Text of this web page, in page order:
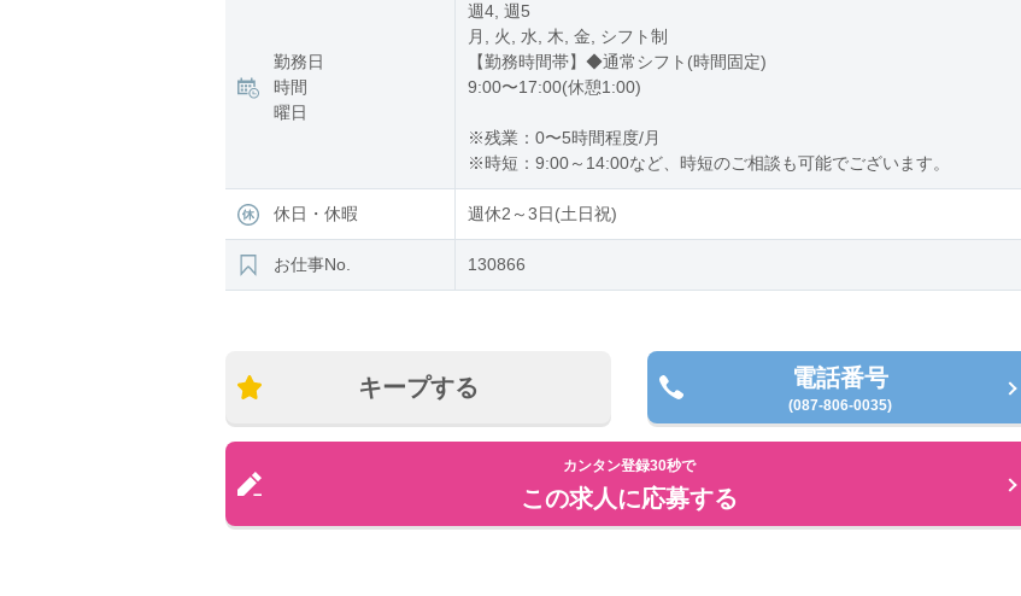
勤務日
時間
曜日
週4, 週5
月, 火, 水, 木, 金, シフト制
【勤務時間帯】◆通常シフト(時間固定)
9:00〜17:00(休憩1:00)
※残業：0〜5時間程度/月
※時短：9:00～14:00など、時短のご相談も可能でございます。
休日・休暇 週休2～3日(土日祝)
お仕事No. 130866
キープする 電話番号
(087-806-0035)
カンタン登録30秒で
この求人に応募する